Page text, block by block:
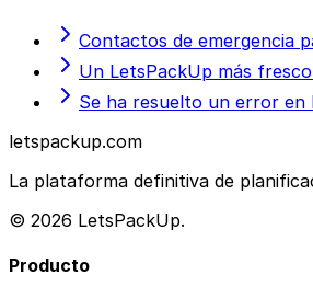
Contactos de emergencia
Un LetsPackUp más
Se ha resuelto un error en
letspackup.com
La plataforma definitiva de
© 2026 LetsPackUp.
Producto